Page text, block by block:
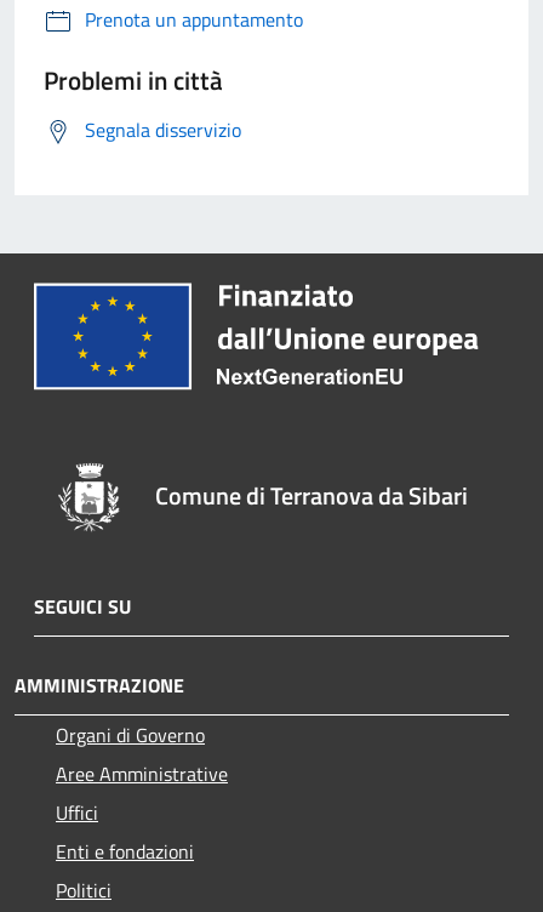
Prenota un appuntamento
Problemi in città
Segnala disservizio
Comune di Terranova da Sibari
SEGUICI SU
AMMINISTRAZIONE
Organi di Governo
Aree Amministrative
Uffici
Enti e fondazioni
Politici